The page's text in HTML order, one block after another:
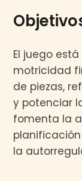
El juego
motricidad
de piezas,
y potenciar
fomenta la
la